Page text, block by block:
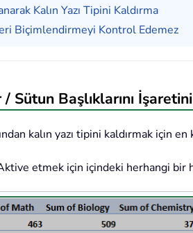
Kalın Yazı Tipini Kaldırma
Biçimlendirmeyi Kontrol Edemez
Sütun Başlıklarını
kalın yazı tipini kaldırmak için en
etmek için içindeki herhangi bir